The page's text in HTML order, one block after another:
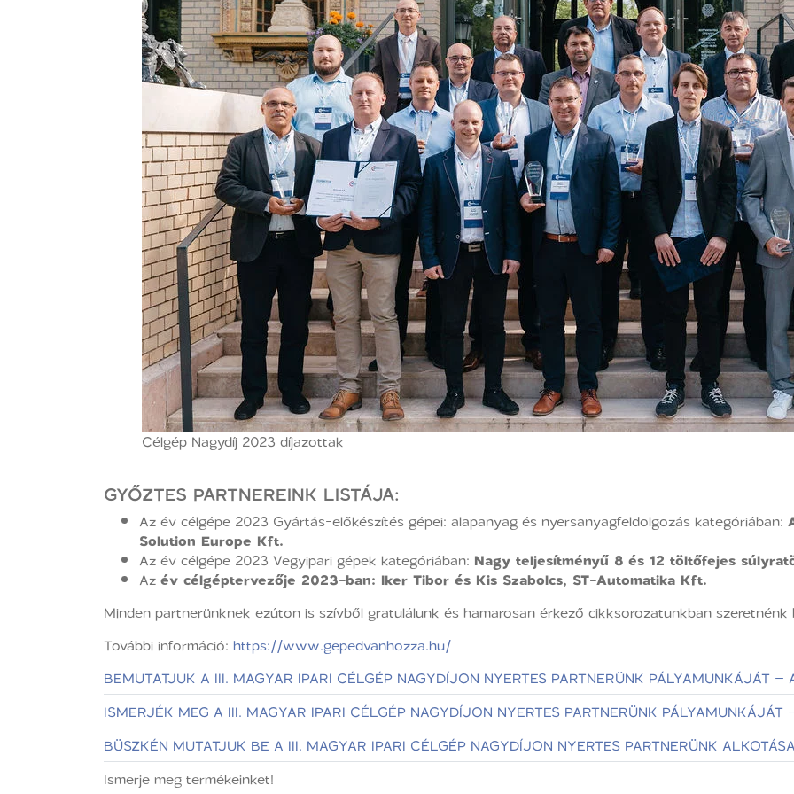
Célgép Nagydíj 2023 díjazottak
GYŐZTES PARTNEREINK LISTÁJA:
Az év célgépe 2023 Gyártás-előkészítés gépei: alapanyag és nyersanyagfeldolgozás kategóriában:
Solution Europe Kft.
Az év célgépe 2023 Vegyipari gépek kategóriában: Nagy teljesítményű 8 és 12 töltőfejes
Azév célgéptervezője 2023-ban: Iker Tibor és Kis Szabolcs, ST-Automatika Kft.
Minden partnerünknek ezúton is szívből gratulálunk és hamarosan érkező cikksorozatunkban
További információ: https://www.gepedvanhozza.hu/
BEMUTATJUK A III. MAGYAR IPARI CÉLGÉP NAGYDÍJON NYERTES PARTNERÜNK PÁLYAMUNKÁJÁT
ISMERJÉK MEG A III. MAGYAR IPARI CÉLGÉP NAGYDÍJON NYERTES PARTNERÜNK
BÜSZKÉN MUTATJUK BE A III. MAGYAR IPARI CÉLGÉP NAGYDÍJON NYERTES PARTNERÜNK
Ismerje meg termékeinket!